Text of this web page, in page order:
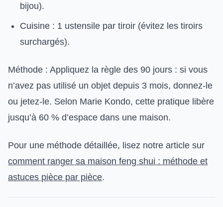
bijou).
Cuisine : 1 ustensile par tiroir (évitez les tiroirs
surchargés).
Méthode : Appliquez la règle des 90 jours : si vous
n’avez pas utilisé un objet depuis 3 mois, donnez-le
ou jetez-le. Selon Marie Kondo, cette pratique libère
jusqu’à 60 % d’espace dans une maison.
Pour une méthode détaillée, lisez notre article sur
comment ranger sa maison feng shui : méthode et
astuces pièce par pièce.